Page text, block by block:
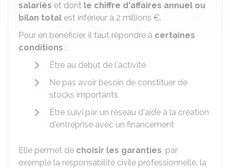
salariés et dont le chiffre d'affaires annuel ou
bilan total est inférieur à 2 millions €.
Pour en bénéficier, il faut répondre à certaines
conditions :
Être au début de l'activité
Ne pas avoir besoin de constituer de
stocks importants
Être suivi par un réseau d'aide à la création
d'entreprise avec un financement
Elle permet de choisir les garanties, par
exemple la responsabilité civile professionnelle, la